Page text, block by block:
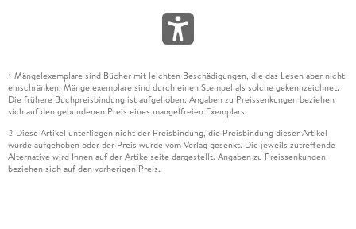
1 Mängelexemplare sind Bücher mit leichten Beschädigungen, die das Lesen aber nicht
einschränken. Mängelexemplare sind durch einen Stempel als solche gekennzeichnet.
Die frühere Buchpreisbindung ist aufgehoben. Angaben zu Preissenkungen beziehen
sich auf den gebundenen Preis eines mangelfreien Exemplars.
2 Diese Artikel unterliegen nicht der Preisbindung, die Preisbindung dieser Artikel
wurde aufgehoben oder der Preis wurde vom Verlag gesenkt. Die jeweils zutreffende
Alternative wird Ihnen auf der Artikelseite dargestellt. Angaben zu Preissenkungen
beziehen sich auf den vorherigen Preis.